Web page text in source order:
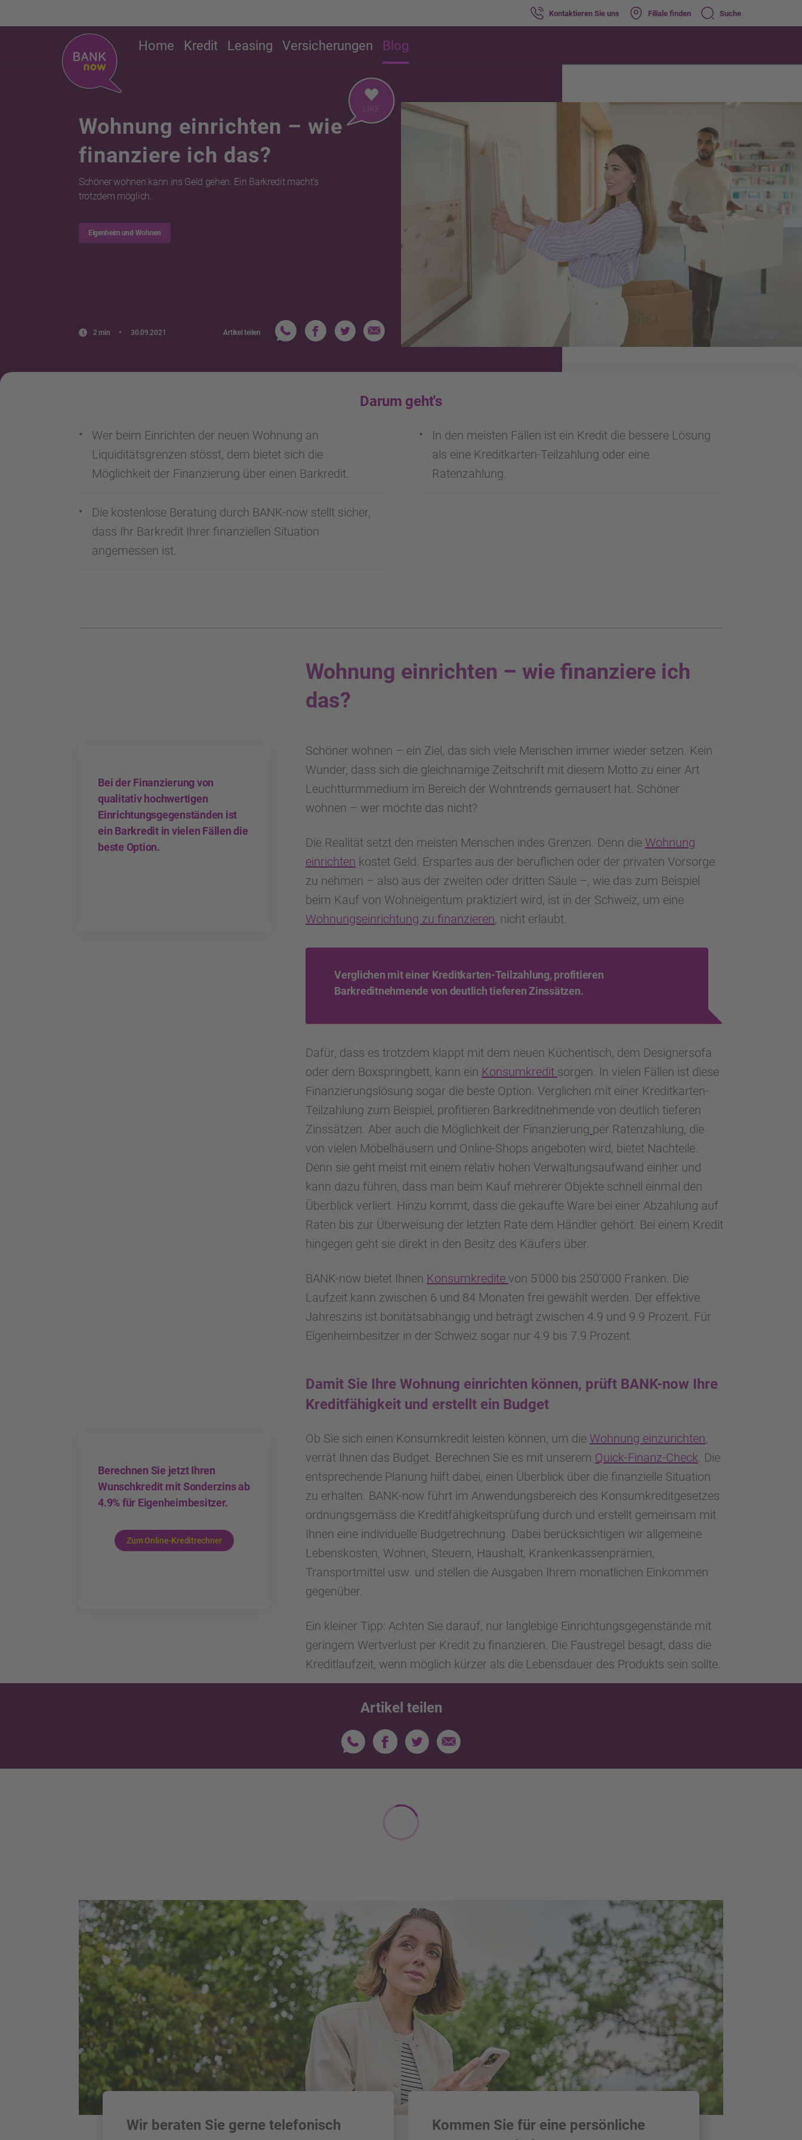
Kontaktieren Sie uns Filiale finden Suche
Home Kredit Leasing Versicherungen Blog
Wohnung einrichten – wie
finanziere ich das?
Schöner wohnen kann ins Geld gehen. Ein Barkredit macht’s
trotzdem möglich.
Eigenheim und Wohnen
2 min 30.09.2021 Artikel teilen
Darum geht's
Wer beim Einrichten der neuen Wohnung an
Liquiditätsgrenzen stösst, dem bietet sich die
Möglichkeit der Finanzierung über einen Barkredit.
In den meisten Fällen ist ein Kredit die bessere Lösung
als eine Kreditkarten-Teilzahlung oder eine
Ratenzahlung.
Die kostenlose Beratung durch BANK-now stellt sicher,
dass Ihr Barkredit Ihrer finanziellen Situation
angemessen ist.
Wohnung einrichten – wie finanziere ich
das?
Bei der Finanzierung von
qualitativ hochwertigen
Einrichtungsgegenständen ist
ein Barkredit in vielen Fällen die
beste Option.
Schöner wohnen – ein Ziel, das sich viele Menschen immer wieder setzen. Kein
Wunder, dass sich die gleichnamige Zeitschrift mit diesem Motto zu einer Art
Leuchtturmmedium im Bereich der Wohntrends gemausert hat. Schöner
wohnen – wer möchte das nicht?
Die Realität setzt den meisten Menschen indes Grenzen. Denn die Wohnung
einrichten kostet Geld. Erspartes aus der beruflichen oder der privaten Vorsorge
zu nehmen – also aus der zweiten oder dritten Säule –, wie das zum Beispiel
beim Kauf von Wohneigentum praktiziert wird, ist in der Schweiz, um eine
Wohnungseinrichtung zu finanzieren, nicht erlaubt.
Verglichen mit einer Kreditkarten-Teilzahlung, profitieren
Barkreditnehmende von deutlich tieferen Zinssätzen.
Dafür, dass es trotzdem klappt mit dem neuen Küchentisch, dem Designersofa
oder dem Boxspringbett, kann ein Konsumkredit sorgen. In vielen Fällen ist diese
Finanzierungslösung sogar die beste Option. Verglichen mit einer Kreditkarten-
Teilzahlung zum Beispiel, profitieren Barkreditnehmende von deutlich tieferen
Zinssätzen. Aber auch die Möglichkeit der Finanzierung per Ratenzahlung, die
von vielen Möbelhäusern und Online-Shops angeboten wird, bietet Nachteile.
Denn sie geht meist mit einem relativ hohen Verwaltungsaufwand einher und
kann dazu führen, dass man beim Kauf mehrerer Objekte schnell einmal den
Überblick verliert. Hinzu kommt, dass die gekaufte Ware bei einer Abzahlung auf
Raten bis zur Überweisung der letzten Rate dem Händler gehört. Bei einem Kredit
hingegen geht sie direkt in den Besitz des Käufers über.
BANK-now bietet Ihnen Konsumkredite von 5'000 bis 250’000 Franken. Die
Laufzeit kann zwischen 6 und 84 Monaten frei gewählt werden. Der effektive
Jahreszins ist bonitätsabhängig und beträgt zwischen 4.9 und 9.9 Prozent. Für
Eigenheimbesitzer in der Schweiz sogar nur 4.9 bis 7.9 Prozent.
Damit Sie Ihre Wohnung einrichten können, prüft BANK-now Ihre
Kreditfähigkeit und erstellt ein Budget
Berechnen Sie jetzt Ihren
Wunschkredit mit Sonderzins ab
4.9% für Eigenheimbesitzer.
Zum Online-Kreditrechner
Ob Sie sich einen Konsumkredit leisten können, um die Wohnung einzurichten,
verrät Ihnen das Budget. Berechnen Sie es mit unserem Quick-Finanz-Check. Die
entsprechende Planung hilft dabei, einen Überblick über die finanzielle Situation
zu erhalten. BANK-now führt im Anwendungsbereich des Konsumkreditgesetzes
ordnungsgemäss die Kreditfähigkeitsprüfung durch und erstellt gemeinsam mit
Ihnen eine individuelle Budgetrechnung. Dabei berücksichtigen wir allgemeine
Lebenskosten, Wohnen, Steuern, Haushalt, Krankenkassenprämien,
Transportmittel usw. und stellen die Ausgaben Ihrem monatlichen Einkommen
gegenüber.
Ein kleiner Tipp: Achten Sie darauf, nur langlebige Einrichtungsgegenstände mit
geringem Wertverlust per Kredit zu finanzieren. Die Faustregel besagt, dass die
Kreditlaufzeit, wenn möglich kürzer als die Lebensdauer des Produkts sein sollte.
Artikel teilen
Wir beraten Sie gerne telefonisch
Kommen Sie für eine persönliche